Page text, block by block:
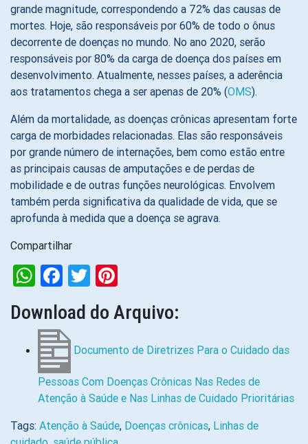
grande magnitude, correspondendo a 72% das causas de
mortes. Hoje, são responsáveis por 60% de todo o ônus
decorrente de doenças no mundo. No ano 2020, serão
responsáveis por 80% da carga de doença dos países em
desenvolvimento. Atualmente, nesses países, a aderência
aos tratamentos chega a ser apenas de 20% (OMS).
Além da mortalidade, as doenças crônicas apresentam forte
carga de morbidades relacionadas. Elas são responsáveis
por grande número de internações, bem como estão entre
as principais causas de amputações e de perdas de
mobilidade e de outras funções neurológicas. Envolvem
também perda significativa da qualidade de vida, que se
aprofunda à medida que a doença se agrava.
Compartilhar
WhatsApp
Facebook
Twitter
Download do Arquivo:
Documento de Diretrizes Para o Cuidado das
Pessoas Com Doenças Crônicas Nas Redes de
Atenção à Saúde e Nas Linhas de Cuidado Prioritárias
Tags: Atenção à Saúde, Doenças crônicas, Linhas de